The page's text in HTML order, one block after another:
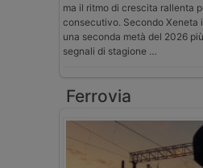
ma il ritmo di crescita rallenta
consecutivo. Secondo Xeneta
una seconda metà del 2026
segnali di stagione …
Ferrovia